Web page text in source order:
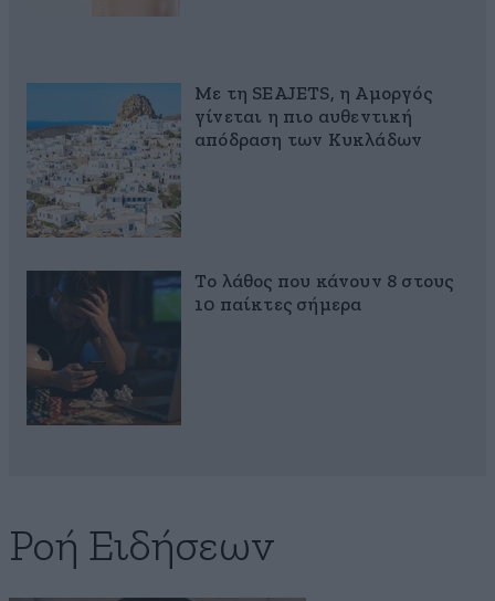
Με τη SEAJETS, η Αμοργός
γίνεται η πιο αυθεντική
απόδραση των Κυκλάδων
Το λάθος που κάνουν 8 στους
10 παίκτες σήμερα
Ροή Ειδήσεων